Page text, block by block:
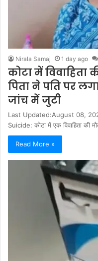
Nirala Samaj 1 day ago
कोटा में
पिता ने पति पर
जांच में जुटी
Last Updated:August 08,
Suicide: कोटा में एक विवाहिता की
Read More »